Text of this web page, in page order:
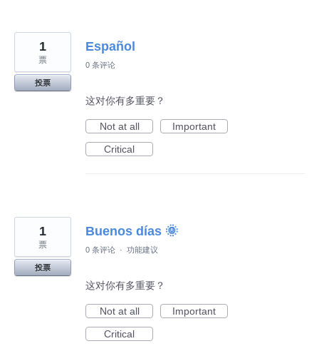
Español
1
票
投票
0 条评论
这对你有多重要？
Not at all
Important
Critical
Buenos días 🌞
1
票
投票
0 条评论 · 功能建议
这对你有多重要？
Not at all
Important
Critical